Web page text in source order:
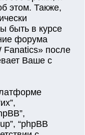
этом. Также,
быть в курсе
форума
после
Ваше с
“phpBB